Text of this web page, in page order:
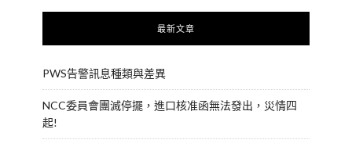
最新文章
PWS告警訊息種類與差異
NCC委員會團滅停擺，進口核准函無法發出，災情四
起!